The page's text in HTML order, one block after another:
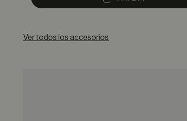
Ver todos los accesorios